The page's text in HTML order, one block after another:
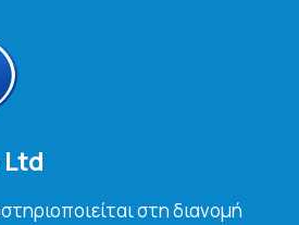
στη διανομή